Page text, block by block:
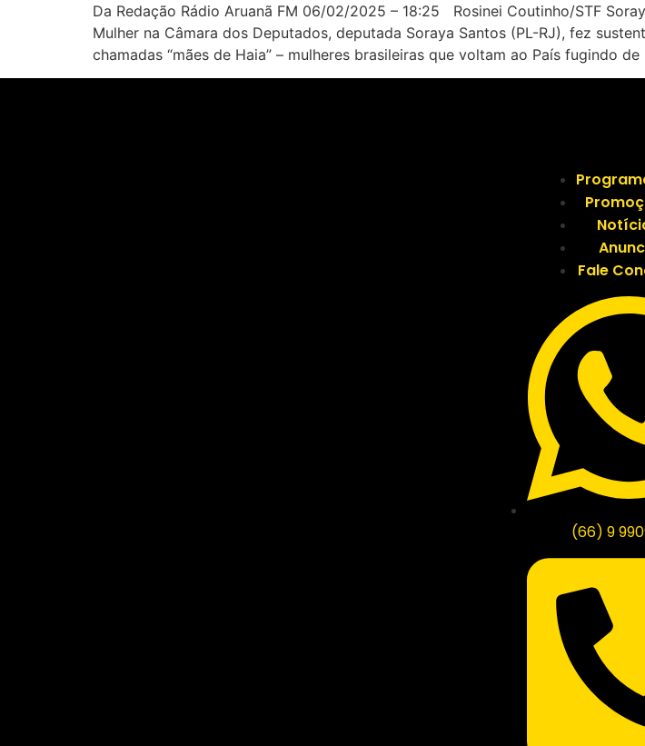
Da Redação Rádio Aruanã FM 06/02/2025 – 18:25 Rosinei Coutinho/STF
Mulher na Câmara dos Deputados, deputada Soraya Santos (PL-RJ), fez
chamadas “mães de Haia” – mulheres brasileiras que voltam ao País fugindo
Fale
(66) 9